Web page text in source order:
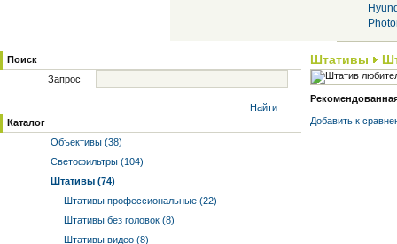
Поиск
Запрос
Найти
Каталог
Объективы (38)
Светофильтры (104)
Штативы (74)
Штативы профессиональные (22)
Штативы без головок (8)
Штативы видео (8)
Штативы
Добавить к